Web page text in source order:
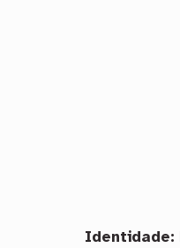
Identidade: